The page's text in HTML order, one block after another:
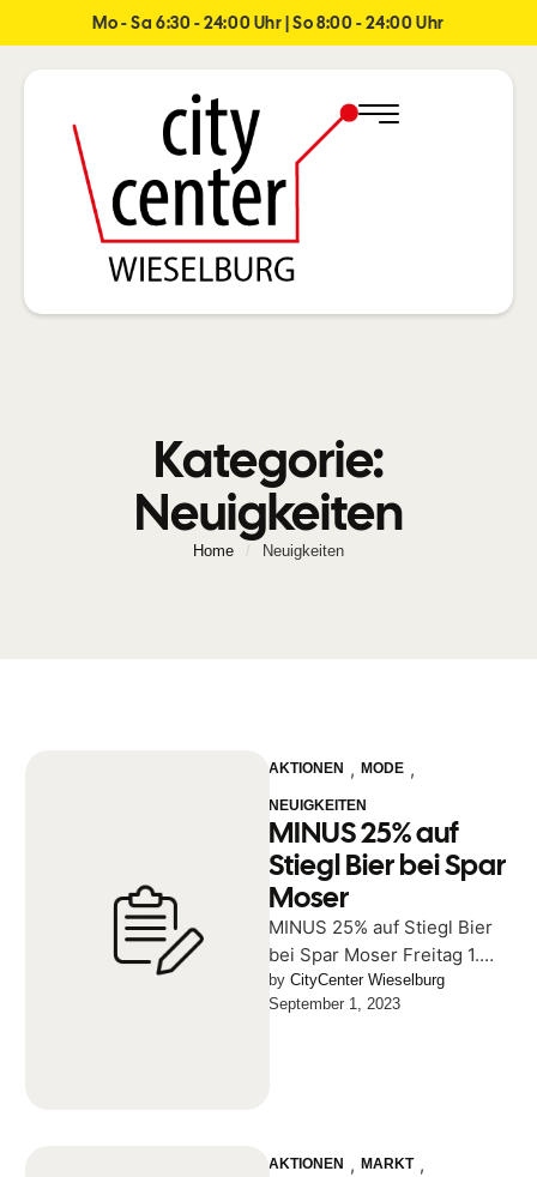
Mo - Sa 6:30 - 24:00 Uhr | So 8:00 - 24:00 Uhr
Kategorie:
Neuigkeiten
Home / Neuigkeiten
AKTIONEN , MODE ,
NEUIGKEITEN
MINUS 25% auf
Stiegl Bier bei Spar
Moser
MINUS 25% auf Stiegl Bier
bei Spar Moser Freitag 1.
und Samstag 2. September
by CityCenter Wieselburg
September 1, 2023
AKTIONEN , MARKT ,